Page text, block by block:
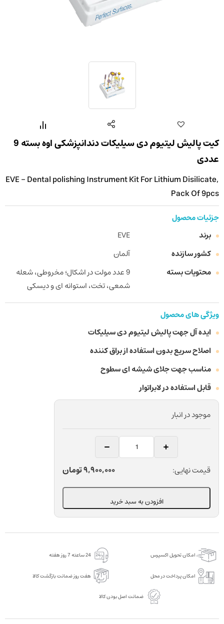
کیت پالیش لیتیوم دی سیلیکات دندانپزشکی اوه بسته 9
عددی
EVE - Dental polishing Instrument Kit For Lithium Disilicate,
Pack Of 9pcs
جزئیات محصول
برند
EVE
کشور سازنده
آلمان
محتویات بسته
9 عدد مولت در اشکال؛ مخروطی، شعله
شمعی، تخت، استوانه ای و دیسکی
ویژگی های محصول
ایده آل جهت پالیش لیتیوم دی سیلیکات
اصلاح سریع بدون استفاده از براق کننده
مناسب جهت جلای شیشه ای سطوح
قابل استفاده در لابراتوار
موجود در انبار
پالیش
دندانپزشکی
بسته
عدد
قیمت نهایی: 9,900,000تومان
افزودن به سبد خرید
امکان تحویل اکسپرس 24 ساعته 7 روز هفته
امکان پرداخت در محل هفت روز ضمانت بازگشت کالا
ضمانت اصل بودن کالا